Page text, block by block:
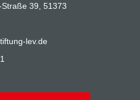
39, 51373
lev.de